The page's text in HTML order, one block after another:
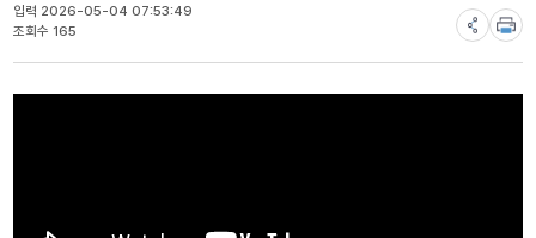
입력 2026-05-04 07:53:49
조회수 165